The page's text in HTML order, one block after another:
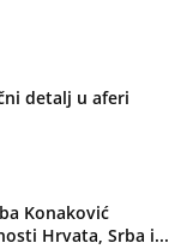
detalj u aferi
Konaković
Hrvata, Srba i...